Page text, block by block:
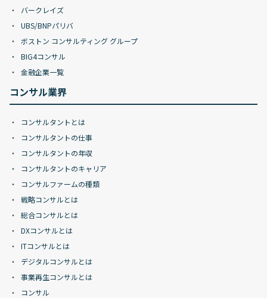
バークレイズ
UBS/BNPパリバ
ボストン コンサルティング グループ
BIG4コンサル
金融企業一覧
コンサル業界
コンサルタントとは
コンサルタントの仕事
コンサルタントの年収
コンサルタントのキャリア
コンサルファームの種類
戦略コンサルとは
総合コンサルとは
DXコンサルとは
ITコンサルとは
デジタルコンサルとは
事業再生コンサルとは
コンサル